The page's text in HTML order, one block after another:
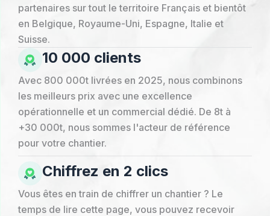
partenaires sur tout le territoire Français et bientôt
en Belgique, Royaume-Uni, Espagne, Italie et
Suisse.
10 000 clients
Avec 800 000t livrées en 2025, nous combinons
les meilleurs prix avec une excellence
opérationnelle et un commercial dédié. De 8t à
+30 000t, nous sommes l'acteur de référence
pour votre chantier.
Chiffrez en 2 clics
Vous êtes en train de chiffrer un chantier ? Le
temps de lire cette page, vous pouvez recevoir